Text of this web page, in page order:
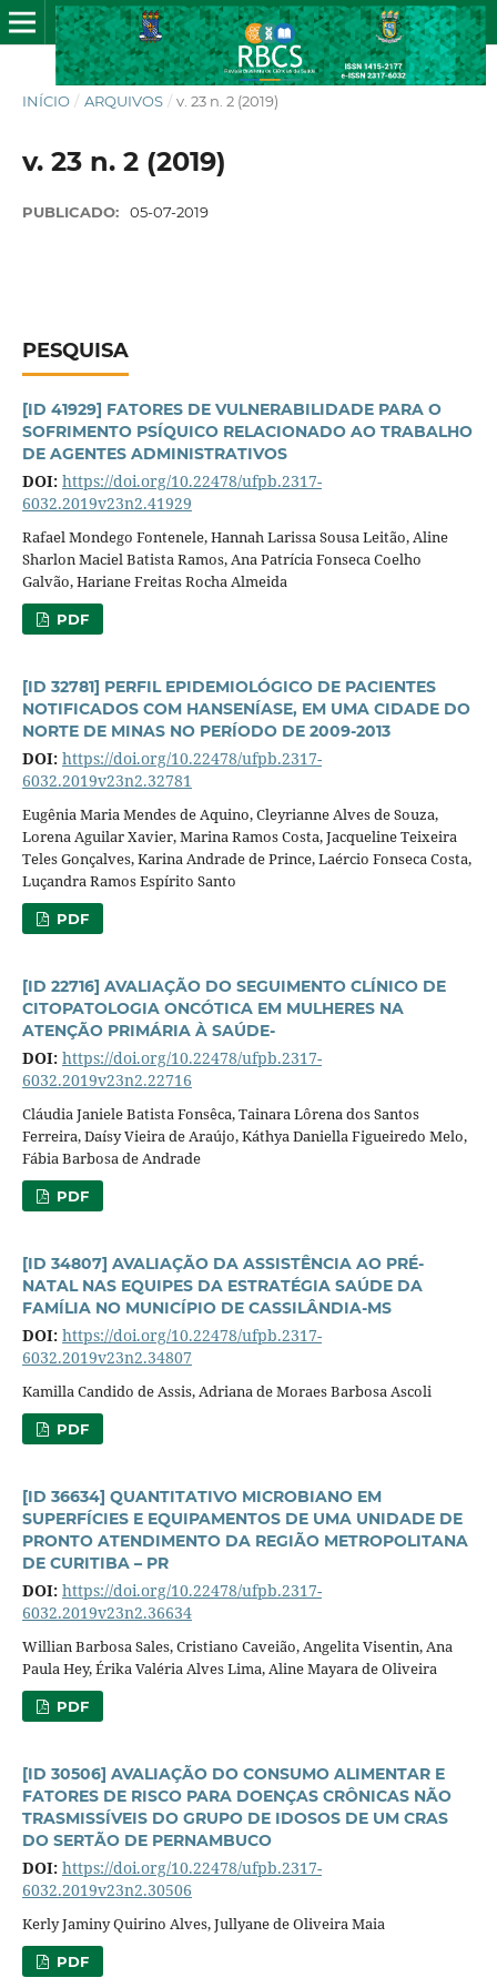
INÍCIO / ARQUIVOS / v. 23 n. 2 (2019)
v. 23 n. 2 (2019)
PUBLICADO: 05-07-2019
PESQUISA
[ID 41929] FATORES DE VULNERABILIDADE PARA O
SOFRIMENTO PSÍQUICO RELACIONADO AO TRABALHO
DE AGENTES ADMINISTRATIVOS
DOI: https://doi.org/10.22478/ufpb.2317-
6032.2019v23n2.41929
Rafael Mondego Fontenele, Hannah Larissa Sousa Leitão, Aline
Sharlon Maciel Batista Ramos, Ana Patrícia Fonseca Coelho
Galvão, Hariane Freitas Rocha Almeida
PDF
[ID 32781] PERFIL EPIDEMIOLÓGICO DE PACIENTES
NOTIFICADOS COM HANSENÍASE, EM UMA CIDADE DO
NORTE DE MINAS NO PERÍODO DE 2009-2013
DOI: https://doi.org/10.22478/ufpb.2317-
6032.2019v23n2.32781
Eugênia Maria Mendes de Aquino, Cleyrianne Alves de Souza,
Lorena Aguilar Xavier, Marina Ramos Costa, Jacqueline Teixeira
Teles Gonçalves, Karina Andrade de Prince, Laércio Fonseca Costa,
Luçandra Ramos Espírito Santo
PDF
[ID 22716] AVALIAÇÃO DO SEGUIMENTO CLÍNICO DE
CITOPATOLOGIA ONCÓTICA EM MULHERES NA
ATENÇÃO PRIMÁRIA À SAÚDE-
DOI: https://doi.org/10.22478/ufpb.2317-
6032.2019v23n2.22716
Cláudia Janiele Batista Fonsêca, Tainara Lôrena dos Santos
Ferreira, Daísy Vieira de Araújo, Káthya Daniella Figueiredo Melo,
Fábia Barbosa de Andrade
PDF
[ID 34807] AVALIAÇÃO DA ASSISTÊNCIA AO PRÉ-
NATAL NAS EQUIPES DA ESTRATÉGIA SAÚDE DA
FAMÍLIA NO MUNICÍPIO DE CASSILÂNDIA-MS
DOI: https://doi.org/10.22478/ufpb.2317-
6032.2019v23n2.34807
Kamilla Candido de Assis, Adriana de Moraes Barbosa Ascoli
PDF
[ID 36634] QUANTITATIVO MICROBIANO EM
SUPERFÍCIES E EQUIPAMENTOS DE UMA UNIDADE DE
PRONTO ATENDIMENTO DA REGIÃO METROPOLITANA
DE CURITIBA – PR
DOI: https://doi.org/10.22478/ufpb.2317-
6032.2019v23n2.36634
Willian Barbosa Sales, Cristiano Caveião, Angelita Visentin, Ana
Paula Hey, Érika Valéria Alves Lima, Aline Mayara de Oliveira
PDF
[ID 30506] AVALIAÇÃO DO CONSUMO ALIMENTAR E
FATORES DE RISCO PARA DOENÇAS CRÔNICAS NÃO
TRASMISSÍVEIS DO GRUPO DE IDOSOS DE UM CRAS
DO SERTÃO DE PERNAMBUCO
DOI: https://doi.org/10.22478/ufpb.2317-
6032.2019v23n2.30506
Kerly Jaminy Quirino Alves, Jullyane de Oliveira Maia
PDF